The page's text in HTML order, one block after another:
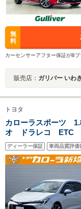
無
料
カーセンサーアフター保証がB
販売店： ガリバー いわ
トヨタ
カローラスポーツ
オ ドラレコ ETC
ーター
ディーラー保証 車両品質評価